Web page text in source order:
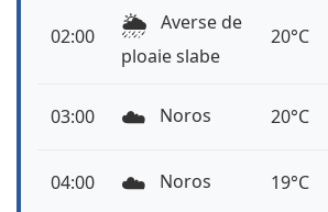
02:00 🌦️ Averse de
ploaie slabe
20°C
03:00 ☁️ Noros 20°C
04:00 ☁️ Noros 19°C